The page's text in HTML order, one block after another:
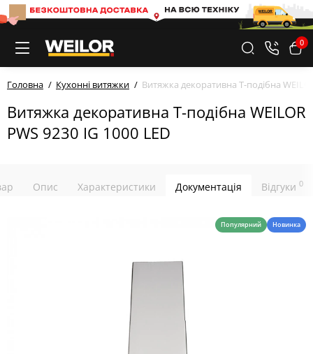
0
Головна Кухонні витяжки Витяжка декоративна Т-подібна
Витяжка декоративна Т-подібна WEILOR
PWS 9230 IG 1000 LED
Опис Характеристики Документація Відгуки 0
Популярний Новинка